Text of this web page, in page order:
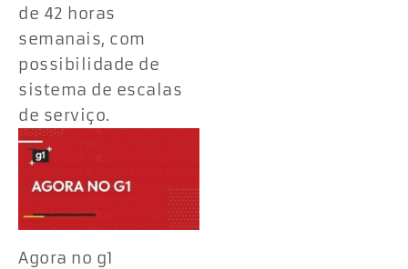
de 42 horas
semanais, com
possibilidade de
sistema de escalas
de serviço.
Agora no g1